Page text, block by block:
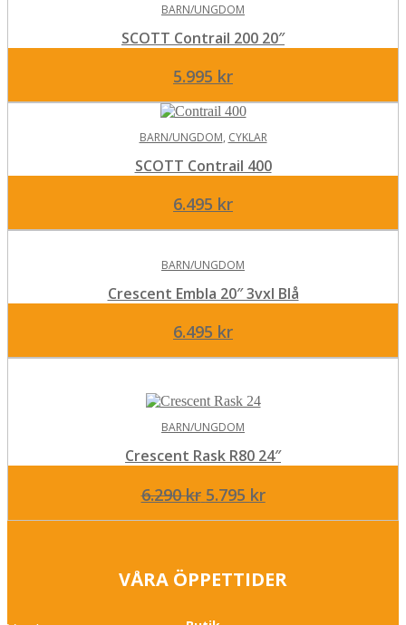
BARN/UNGDOM
SCOTT Contrail 200 20″
5.995 kr
BARN/UNGDOM, CYKLAR
SCOTT Contrail 400
6.495 kr
BARN/UNGDOM
Crescent Embla 20″ 3vxl Blå
6.495 kr
BARN/UNGDOM
Crescent Rask R80 24″
6.290kr Det
ursprungliga
6.290 kr.
5.795 krDet
nuvarande
5.795 kr.
VÅRA ÖPPETTIDER